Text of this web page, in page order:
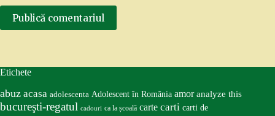
Publică comentariul
Etichete
abuz acasa adolescenta Adolescent în România amor analyze this
bucureşti-regatul cadouri ca la școală carte carti carti de